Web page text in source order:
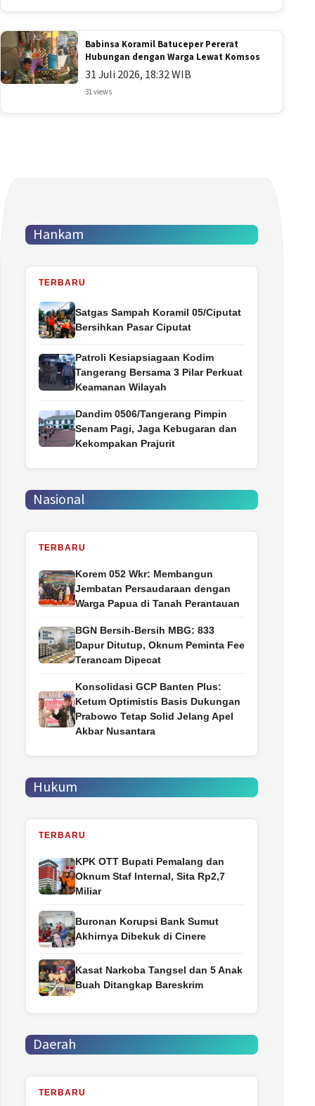
Babinsa Koramil Batuceper Pererat
Hubungan dengan Warga Lewat Komsos
31 Juli 2026, 18:32 WIB
31 views
Hankam
TERBARU
Satgas Sampah Koramil 05/Ciputat
Bersihkan Pasar Ciputat
Patroli Kesiapsiagaan Kodim
Tangerang Bersama 3 Pilar Perkuat
Keamanan Wilayah
Dandim 0506/Tangerang Pimpin
Senam Pagi, Jaga Kebugaran dan
Kekompakan Prajurit
Nasional
TERBARU
Korem 052 Wkr: Membangun
Jembatan Persaudaraan dengan
Warga Papua di Tanah Perantauan
BGN Bersih-Bersih MBG: 833
Dapur Ditutup, Oknum Peminta Fee
Terancam Dipecat
Konsolidasi GCP Banten Plus:
Ketum Optimistis Basis Dukungan
Prabowo Tetap Solid Jelang Apel
Akbar Nusantara
Hukum
TERBARU
‎KPK OTT Bupati Pemalang dan
Oknum Staf Internal, Sita Rp2,7
Miliar
Buronan Korupsi Bank Sumut
Akhirnya Dibekuk di Cinere
Kasat Narkoba Tangsel dan 5 Anak
Buah Ditangkap Bareskrim
Daerah
TERBARU